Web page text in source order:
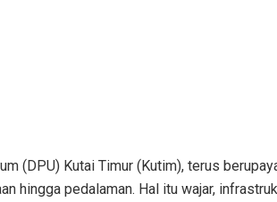
(DPU) Kutai Timur (Kutim), terus
hingga pedalaman. Hal itu wajar,